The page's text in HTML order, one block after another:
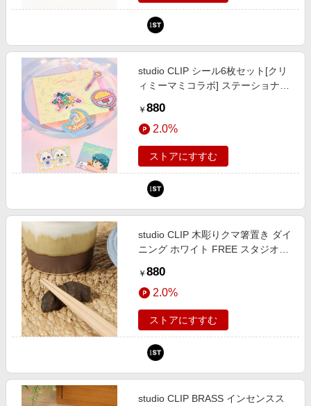
studio CLIP シール6枚セット[クリ
ィミーマミコラボ] ステーショナリ
プ 748644 and ST アンドエスティ
（旧ドットエスティ）
￥ 880
2.0%
ストアにすすむ
studio CLIP 木彫りクマ箸置き ダイ
ニング ホワイト FREE スタジオク
ティ（旧ドットエスティ）
￥ 880
2.0%
ストアにすすむ
studio CLIP BRASS インセンスス